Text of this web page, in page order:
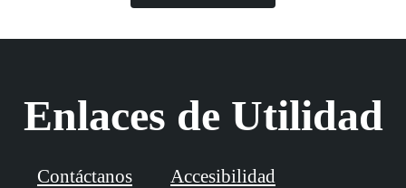
Enlaces de Utilidad
Contáctanos Accesibilidad